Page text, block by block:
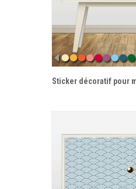
Sticker décoratif pour